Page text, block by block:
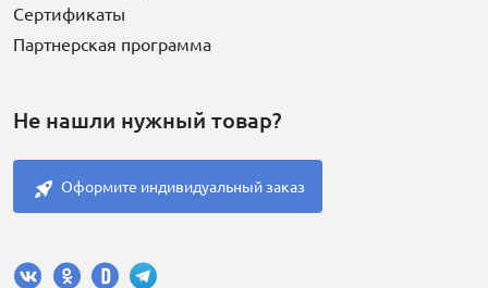
Сертификаты
Партнерская программа
Не нашли нужный товар?
Оформите индивидуальный заказ